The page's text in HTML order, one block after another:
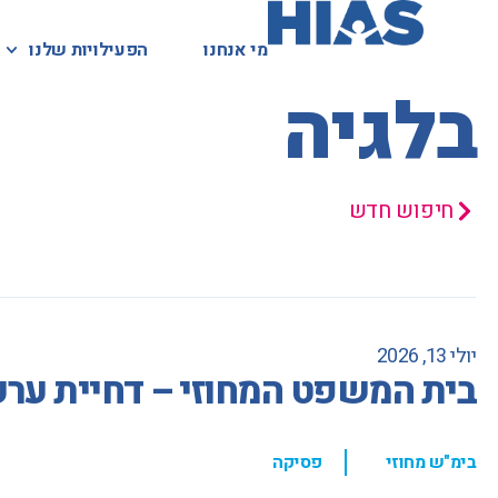
מי אנחנו הפעילויות שלנו מי אנחנו הפעילויות שלנו המאגר המשפטי
בלגיה
חיפוש חדש
יולי 13, 2026
בית המשפט המחוזי – דחיית
בימ"ש מחוזי , פסיקה